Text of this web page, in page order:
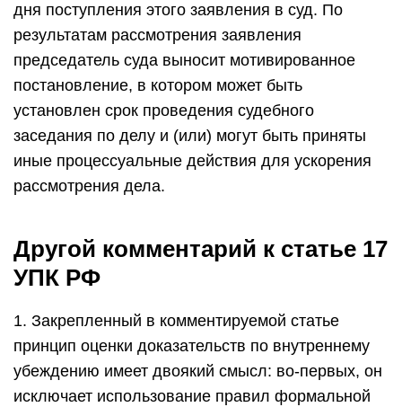
дня поступления этого заявления в суд. По
результатам рассмотрения заявления
председатель суда выносит мотивированное
постановление, в котором может быть
установлен срок проведения судебного
заседания по делу и (или) могут быть приняты
иные процессуальные действия для ускорения
рассмотрения дела.
Другой комментарий к статье 17
УПК РФ
1. Закрепленный в комментируемой статье
принцип оценки доказательств по внутреннему
убеждению имеет двоякий смысл: во-первых, он
исключает использование правил формальной